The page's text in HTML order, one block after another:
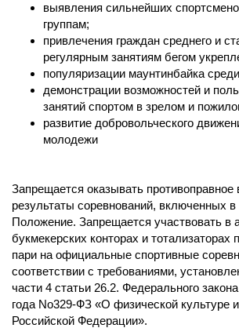
выявления сильнейших
группам;
привлечения граждан среднего и
регулярным занятиям бегом
популяризации маунтинбайка
демонстрации возможностей и
занятий спортом в зрелом и
развитие добровольческого
молодежи
Запрещается оказывать противоправное
результаты соревнований, включенных
Положение. Запрещается участвовать в
букмекерских конторах и тотализаторах
пари на официальные спортивные
соответствии с требованиями,
части 4 статьи 26.2. Федерального
года No329-ФЗ «О физической культуре
Российской Федерации».